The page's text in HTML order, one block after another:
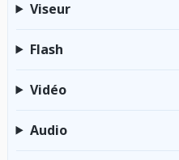
Viseur
Flash
Vidéo
Audio